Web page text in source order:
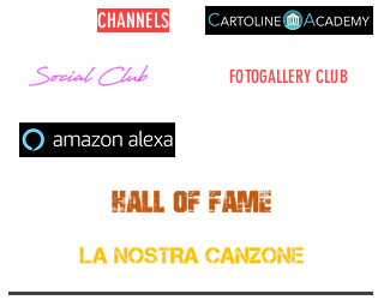
FOTOGALLERY CLUB
CHANNELS